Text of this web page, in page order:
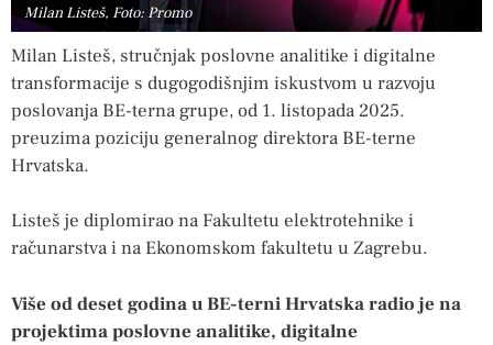
Milan Listeš, Foto: Promo
Milan Listeš, stručnjak poslovne analitike i digitalne
transformacije s dugogodišnjim iskustvom u razvoju
poslovanja BE-terna grupe, od 1. listopada 2025.
preuzima poziciju generalnog direktora BE-terne
Hrvatska.
Listeš je diplomirao na Fakultetu elektrotehnike i
računarstva i na Ekonomskom fakultetu u Zagrebu.
Više od deset godina u BE-terni Hrvatska radio je na
projektima poslovne analitike, digitalne